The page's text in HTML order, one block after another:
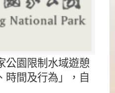
公園限制水域遊憩
時間及行為」，自